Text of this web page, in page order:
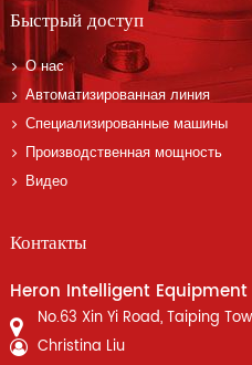
Быстрый доступ
О нас
Автоматизированная линия
Специализированные машины
Производственная мощность
Видео
Контакты
Heron Intelligent Equipment
No.63 Xin Yi Road, Taiping
Christina Liu